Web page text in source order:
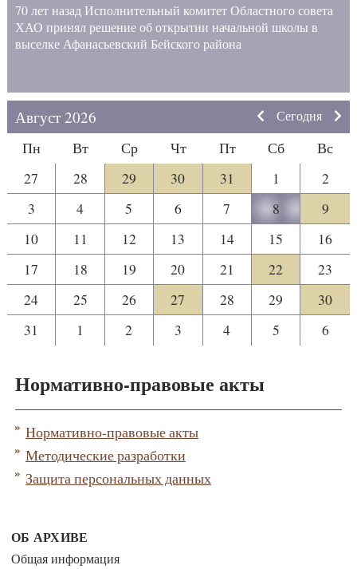
70 лет назад Исполнительный комитет Областного совета
ХАО принял решение об открытии начальной школы в
выселке Афанасьевский Бейского района
Август 2026 Сегодня
Пн Вт Ср Чт Пт Сб
Вс
27
28 29 30 31 1
2
3
4 5 6 7 8
9
10
11 12 13 14 15
16
17
18 19 20 21 22
23
24
25 26 27 28 29
30
31
1 2 3 4 5 6
Нормативно-правовые акты
Нормативно-правовые акты
Методические разработки
Защита персональных данных
ОБ АРХИВЕ
Общая информация